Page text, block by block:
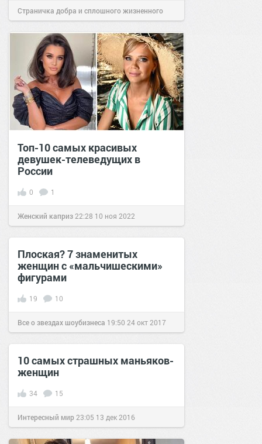
Страничка добра и сплошного жизненного
позитива! 11:47 23 май 2021
Топ-10 самых красивых
девушек-телеведущих в
России
0 1
Женский каприз 22:28 10 ноя 2022
Плоская? 7 знаменитых
женщин с «мальчишескими»
фигурами
19 10
Все о звездах шоубизнеса 19:50 24 окт 2017
10 самых страшных маньяков-
женщин
34 15
Интересный мир 23:05 13 дек 2016